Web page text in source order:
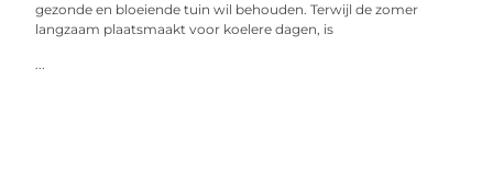
gezonde en bloeiende tuin wil behouden. Terwijl de zomer
langzaam plaatsmaakt voor koelere dagen, is
...